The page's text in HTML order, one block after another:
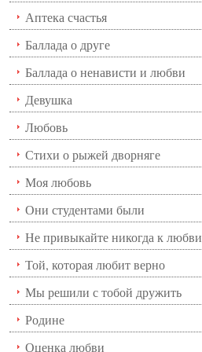
Аптека счастья
Баллада о друге
Баллада о ненависти и любви
Девушка
Любовь
Стихи о рыжей дворняге
Моя любовь
Они студентами были
Не привыкайте никогда к любви
Той, которая любит верно
Мы решили с тобой дружить
Родине
Оценка любви